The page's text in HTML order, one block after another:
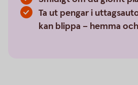
Ta ut pengar i
kan blippa – hemma